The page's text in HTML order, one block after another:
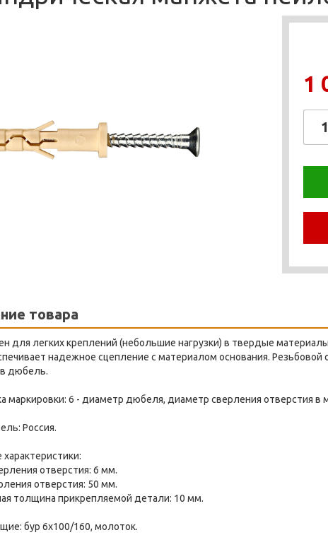
1
товара
для легких креплений (небольшие нагрузки) в твердые
надежное сцепление с материалом основания.
дюбель.
маркировки: 6 - диаметр дюбеля, диаметр сверления отверстия
Россия.
характеристики:
отверстия: 6 мм.
отверстия: 50 мм.
толщина прикрепляемой детали: 10 мм.
бур 6х100/160, молоток.